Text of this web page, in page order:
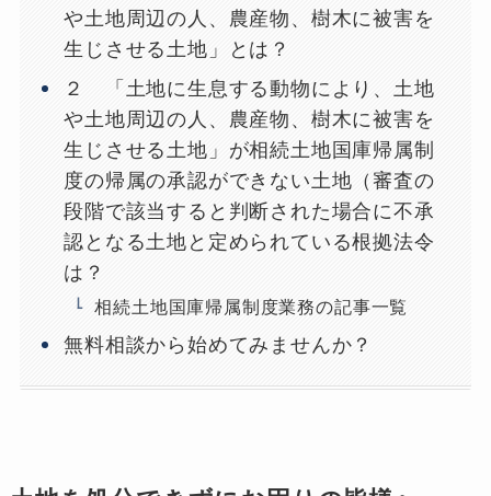
や土地周辺の人、農産物、樹木に被害を
生じさせる土地」とは？
２ 「土地に生息する動物により、土地
や土地周辺の人、農産物、樹木に被害を
生じさせる土地」が相続土地国庫帰属制
度の帰属の承認ができない土地（審査の
段階で該当すると判断された場合に不承
認となる土地と定められている根拠法令
は？
相続土地国庫帰属制度業務の記事一覧
無料相談から始めてみませんか？